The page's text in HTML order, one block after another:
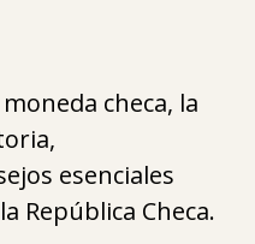
checa, la
esenciales
República Checa.